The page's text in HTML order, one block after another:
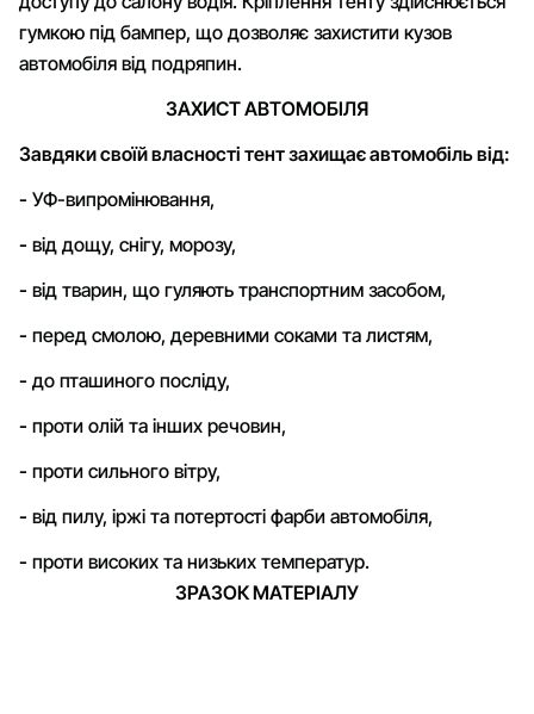
гумкою під бампер, що дозволяє захистити кузов
автомобіля від подряпин.
ЗАХИСТ АВТОМОБІЛЯ
Завдяки своїй власності тент захищає автомобіль від:
- УФ-випромінювання,
- від дощу, снігу, морозу,
- від тварин, що гуляють транспортним засобом,
- перед смолою, деревними соками та листям,
- до пташиного посліду,
- проти олій та інших речовин,
- проти сильного вітру,
- від пилу, іржі та потертості фарби автомобіля,
- проти високих та низьких температур.
ЗРАЗОК МАТЕРІАЛУ